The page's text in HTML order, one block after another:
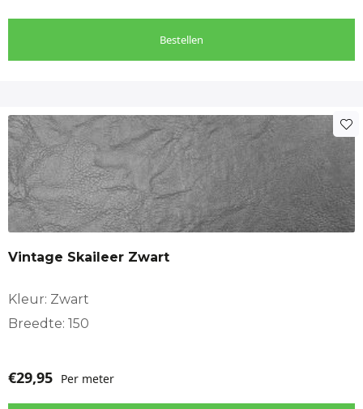
Bestellen
Vintage Skaileer Zwart
Kleur: Zwart
Breedte: 150
€29,95 Per meter